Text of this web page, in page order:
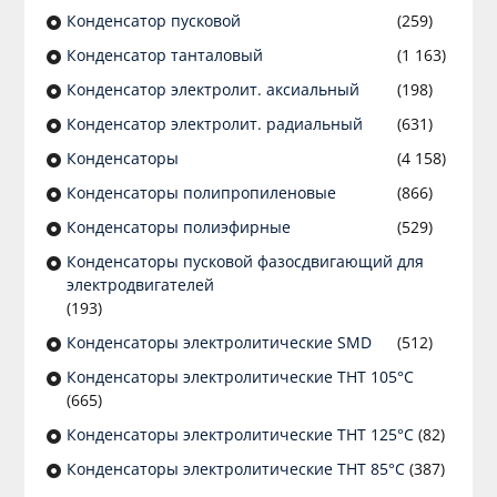
Конденсатор пусковой
(259)
Конденсатор танталовый
(1 163)
Конденсатор электролит. аксиальный
(198)
Конденсатор электролит. радиальный
(631)
Конденсаторы
(4 158)
Конденсаторы полипропиленовые
(866)
Конденсаторы полиэфирные
(529)
Конденсаторы пусковой фазосдвигающий для
электродвигателей
(193)
Конденсаторы электролитические SMD
(512)
Конденсаторы электролитические THT 105°C
(665)
Конденсаторы электролитические THT 125°C(82)
Конденсаторы электролитические THT 85°C(387)